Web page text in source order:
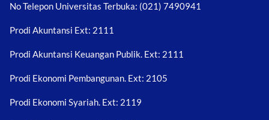
No Telepon Universitas Terbuka: (021) 7490941
Prodi Akuntansi Ext: 2111
Prodi Akuntansi Keuangan Publik. Ext: 2111
Prodi Ekonomi Pembangunan. Ext: 2105
Prodi Ekonomi Syariah. Ext: 2119